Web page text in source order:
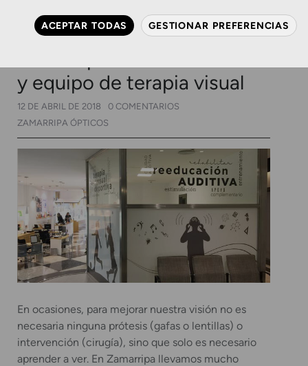
Aprender a ver, ahora más
fácil con la ampliación de
y equipo de terapia visual
12 DE ABRIL DE 2018
0 COMENTARIOS
ZAMARRIPA ÓPTICOS
En ocasiones, para mejorar nuestra visión no es
necesaria ninguna prótesis (gafas o lentillas) o
intervención (cirugía), sino que solo es necesario
aprender a ver. En Zamarripa llevamos mucho
ACEPTAR TODAS GESTIONAR PREFERENCIAS